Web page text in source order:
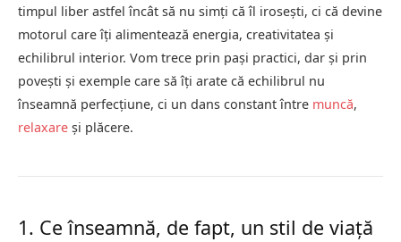
timpul liber astfel încât să nu simți că îl irosești, ci că devine
motorul care îți alimentează energia, creativitatea și
echilibrul interior. Vom trece prin pași practici, dar și prin
povești și exemple care să îți arate că echilibrul nu
înseamnă perfecțiune, ci un dans constant între muncă,
relaxare și plăcere.
1. Ce înseamnă, de fapt, un stil de viață